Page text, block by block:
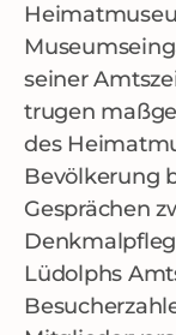
seiner
trugen
des
Bevölkerung
Gesprächen
Lüdolphs